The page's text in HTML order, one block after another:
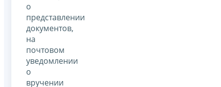
о
представлении
документов,
на
почтовом
уведомлении
о
вручении